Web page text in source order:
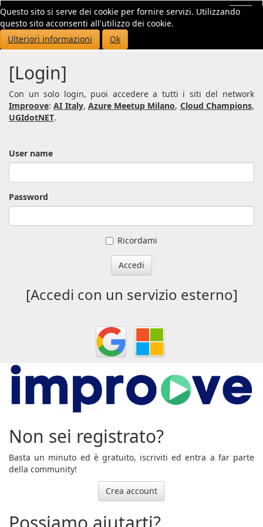
Questo sito si serve dei cookie per fornire servizi. Utilizzando
questo sito acconsenti all'utilizzo dei cookie.
Ulteriori informazioni
Ok
[Login]
Con un solo login, puoi accedere a tutti i siti del network
Improove:AI Italy, Azure Meetup Milano, Cloud Champions,
UGIdotNET.
User name
Password
Ricordami
Accedi
[Accedi con un servizio esterno]
Non sei registrato?
Basta un minuto ed è gratuito, iscriviti ed entra a far parte
della community!
Crea account